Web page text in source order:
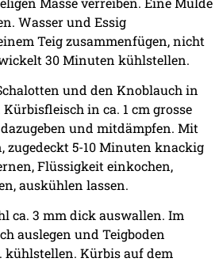
Wasser und Essig
Teig zusammenfügen, nicht
30 Minuten kühlstellen.
und den Knoblauch in
in ca. 1 cm grosse
und mitdämpfen. Mit
zugedeckt 5-10 Minuten knackig
Flüssigkeit einkochen,
auskühlen lassen.
ca. 3 mm dick auswallen. Im
auslegen und Teigboden
kühlstellen. Kürbis auf dem